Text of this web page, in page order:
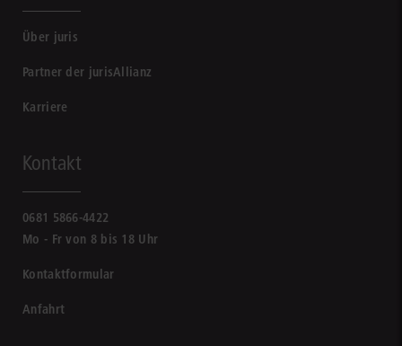
Über juris
Partner der jurisAllianz
Karriere
Kontakt
0681 5866-4422
Mo - Fr von 8 bis 18 Uhr
Kontaktformular
Anfahrt